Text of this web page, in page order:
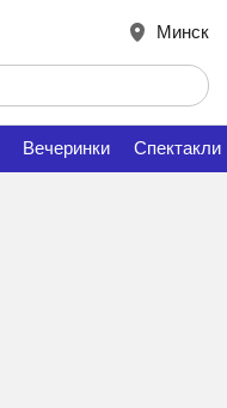
Минск
Вечеринки Спектакли